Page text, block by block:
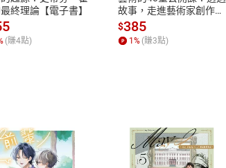
終理論【電子書】
(賺4點)
故事，走進藝術家創作現
場，看藝術如何誕生、如
何形塑人類生活【電子
書】
$385
1 % (賺3點)